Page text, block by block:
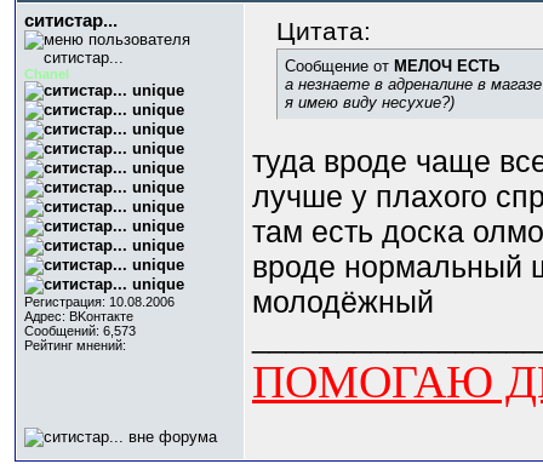
ситистар...
Chanel
Регистрация: 10.08.2006
Адрес: BKонтактe
Сообщений: 6,573
Рейтинг мнений:
Цитата:
Сообщение от МЕЛОЧ ЕСТЬ
а незнаете в адреналине в
я имею виду несухие?)
туда вроде чаще
лучше у плахого
там есть доска
вроде нормальный
молодёжный
ПОМОГАЮ